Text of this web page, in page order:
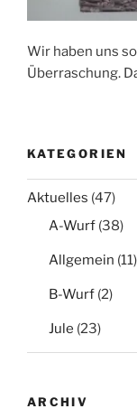
Wir haben uns
Überraschung.
KATEGORIEN
Aktuelles (47)
A-Wurf (38)
Allgemein (11)
B-Wurf (2)
Jule (23)
ARCHIV